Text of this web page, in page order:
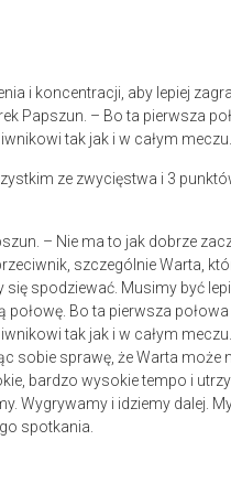
i koncentracji, aby lepiej
Papszun. – Bo ta pierwsza
tak jak i w całym meczu.
ze zwycięstwa i 3
– Nie ma to jak dobrze
szczególnie Warta,
spodziewać. Musimy być
Bo ta pierwsza połowa
tak jak i w całym
sobie sprawę, że Warta może
bardzo wysokie tempo i
Wygrywamy i idziemy dalej.
spotkania.